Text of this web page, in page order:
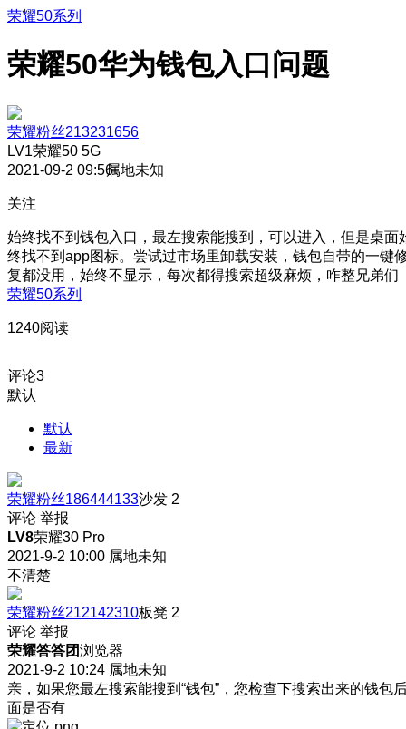
荣耀50系列
荣耀50华为钱包入口问题
荣耀粉丝213231656
LV1荣耀50 5G
2021-09-2 09:56属地未知
关注
始终找不到钱包入口，最左搜索能搜到，可以进入，但是桌面
终找不到app图标。尝试过市场里卸载安装，钱包自带的一键
复都没用，始终不显示，每次都得搜索超级麻烦，咋整兄弟们
荣耀50系列
1240阅读
评论3
默认
默认
最新
荣耀粉丝186444133沙发 2
评论 举报
LV8荣耀30 Pro
2021-9-2 10:00 属地未知
不清楚
荣耀粉丝212142310板凳 2
评论 举报
荣耀答答团浏览器
2021-9-2 10:24 属地未知
亲，如果您最左搜索能搜到“钱包”，您检查下搜索出来的钱包
面是否有